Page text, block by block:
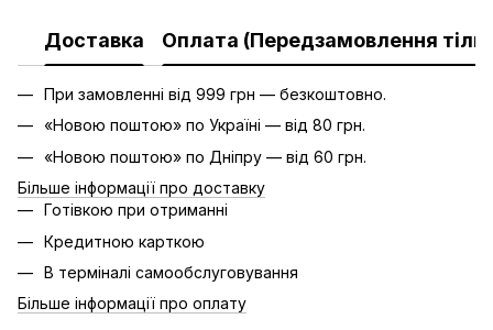
Доставка Оплата (Передзамовлення
При замовленні від 999 грн — безкоштовно.
«Новою поштою» по Україні — від 80 грн.
«Новою поштою» по Дніпру — від 60 грн.
Більше інформації про доставку
Готівкою при отриманні
Кредитною карткою
В терміналі самообслуговування
Більше інформації про оплату